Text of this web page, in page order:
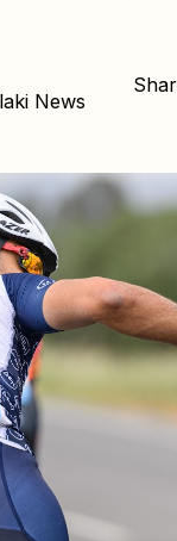
News